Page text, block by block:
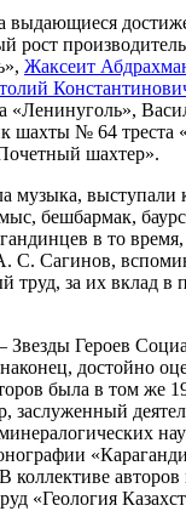
Жаксеит
№ 64 треста
шахтер».
музыка,
бешбармак,
в то
Сагинов,
труд, за их вклад
Героев
достойно
была в том же
заслуженный
коллективе
«Геология